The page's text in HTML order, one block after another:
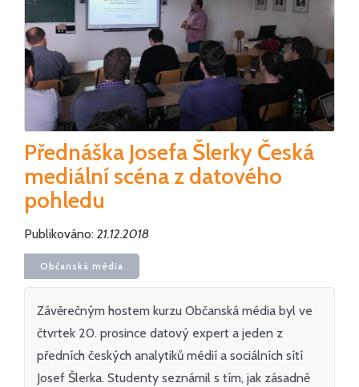
Přednáška Josefa Šlerky Česká
mediální scéna z datového
pohledu
Publikováno:21.12.2018
Občanská média
Závěrečným hostem kurzu Občanská média byl ve
čtvrtek 20. prosince datový expert a jeden z
předních českých analytiků médií a sociálních sítí
Josef Šlerka. Studenty seznámil s tím, jak zásadně